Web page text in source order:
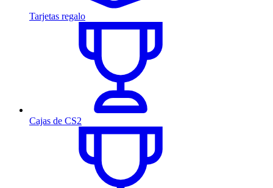
Tarjetas regalo
Cajas de CS2